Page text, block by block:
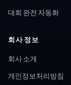
대회 완전 자동화
회사 정보
회사 소개
개인정보처리방침